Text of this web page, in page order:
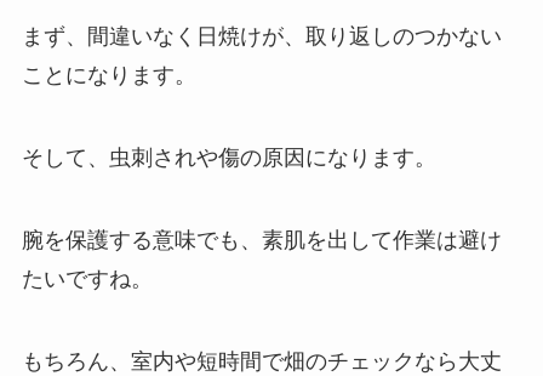
まず、間違いなく日焼けが、取り返しのつかない
ことになります。
そして、虫刺されや傷の原因になります。
腕を保護する意味でも、素肌を出して作業は避け
たいですね。
もちろん、室内や短時間で畑のチェックなら大丈